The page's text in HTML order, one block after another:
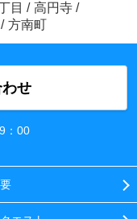
目 / 高円寺 /
/ 方南町
せ
：00